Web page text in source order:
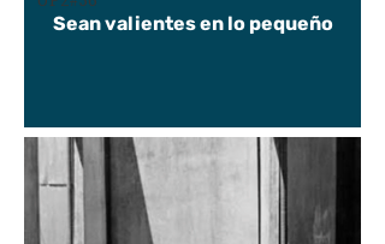
Sean valientes en lo pequeño